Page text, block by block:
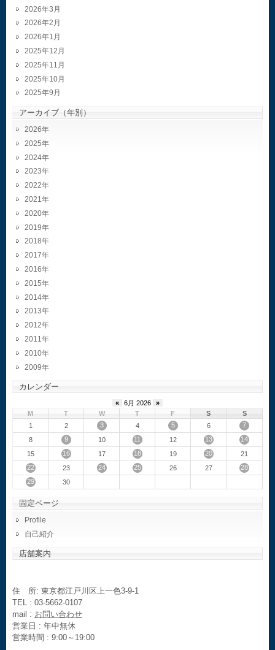
2026年3月
2026年2月
2026年1月
2025年12月
2025年11月
2025年10月
2025年9月
アーカイブ（年別）
2026
2025
2024
2023
2022
2021
2020
2019
2018
2017
2016
2015
2014
2013
2012
2011
2010
2009
カレンダー
« 6月 2026
»
M
T W T F S
S
1
2 3 4 5 6
7
8
9 10 11 12 13
14
15
16 17 18 19 20
21
22
23 24 25 26 27
28
29
30
固定ページ
Profile
自己紹介
店舗案内
住 所: 東京都江戸川区上一色3-9-1
TEL : 03-5662-0107
mail : お問い合わせ
営業日 : 年中無休
営業時間 : 9:00～19:00